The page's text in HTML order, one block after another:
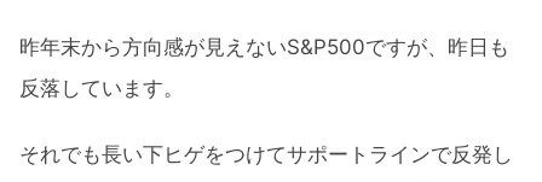
昨年末から方向感が見えないS&P500ですが、昨日も
反落しています。
それでも長い下ヒゲをつけてサポートラインで反発し